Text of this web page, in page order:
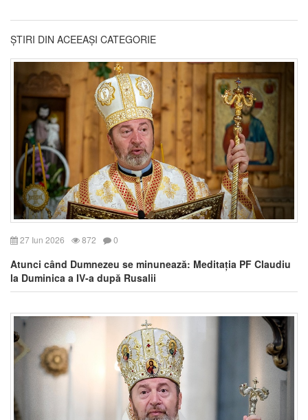
ȘTIRI DIN ACEEAȘI CATEGORIE
27 Iun 2026 872 0
Atunci când Dumnezeu se minunează: Meditația PF Claudiu
la Duminica a IV-a după Rusalii